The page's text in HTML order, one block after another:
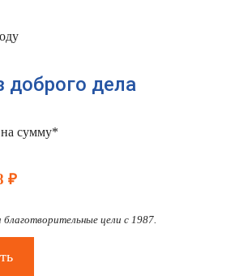
доброго дела
сумму*
₽
цели с 1987.